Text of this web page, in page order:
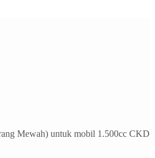
Mewah) untuk mobil 1.500cc CKD